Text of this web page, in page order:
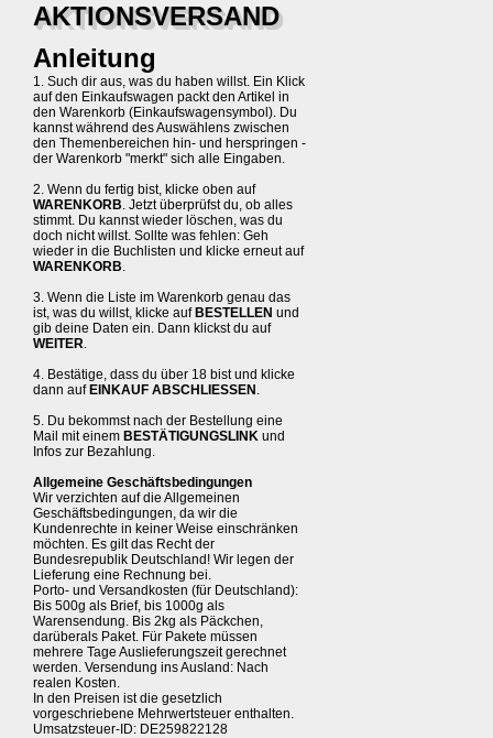
AKTIONSVERSAND
Anleitung
1. Such dir aus, was du haben willst. Ein Klick
auf den Einkaufswagen packt den Artikel in
den Warenkorb (Einkaufswagensymbol). Du
kannst während des Auswählens zwischen
den Themenbereichen hin- und herspringen -
der Warenkorb "merkt" sich alle Eingaben.
2. Wenn du fertig bist, klicke oben auf
WARENKORB. Jetzt überprüfst du, ob alles
stimmt. Du kannst wieder löschen, was du
doch nicht willst. Sollte was fehlen: Geh
wieder in die Buchlisten und klicke erneut auf
WARENKORB.
3. Wenn die Liste im Warenkorb genau das
ist, was du willst, klicke auf BESTELLEN und
gib deine Daten ein. Dann klickst du auf
WEITER.
4. Bestätige, dass du über 18 bist und klicke
dann auf EINKAUF ABSCHLIESSEN .
5. Du bekommst nach der Bestellung eine
Mail mit einem BESTÄTIGUNGSLINK und
Infos zur Bezahlung.
Allgemeine Geschäftsbedingungen
Wir verzichten auf die Allgemeinen
Geschäftsbedingungen, da wir die
Kundenrechte in keiner Weise einschränken
möchten. Es gilt das Recht der
Bundesrepublik Deutschland! Wir legen der
Lieferung eine Rechnung bei.
Porto- und Versandkosten (für Deutschland):
Bis 500g als Brief, bis 1000g als
Warensendung. Bis 2kg als Päckchen,
darüberals Paket. Für Pakete müssen
mehrere Tage Auslieferungszeit gerechnet
werden. Versendung ins Ausland: Nach
realen Kosten.
In den Preisen ist die gesetzlich
vorgeschriebene Mehrwertsteuer enthalten.
Umsatzsteuer-ID: DE259822128